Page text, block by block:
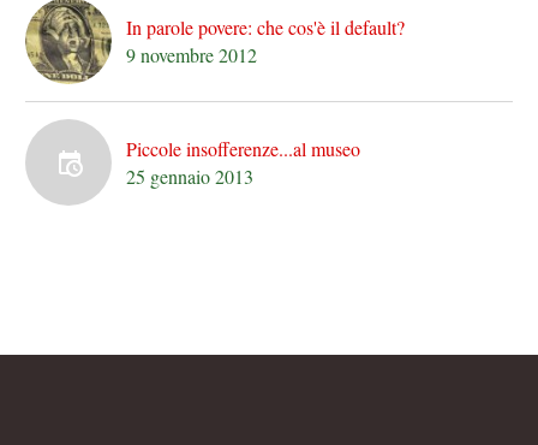
In parole povere: che cos'è il default?
9 novembre 2012
Piccole insofferenze...al museo
25 gennaio 2013